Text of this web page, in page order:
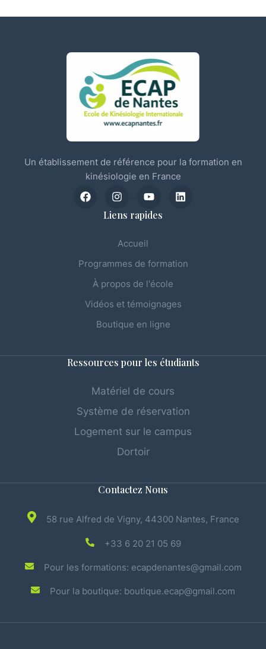
Un établissement de référence pour la formation en
kinésiologie en France
Liens rapides
Accueil
Programmes de formation
À propos de l'école
Vidéos et témoignages
Boutique en ligne
Ressources pour les étudiants
Matériel de cours
Système de réservation
Logement sur le campus
Dortoir
Contactez Nous
58 rue Alfred de Vigny, 44300 Nantes, France
+33 6 20 21 05 69
Pour les formations: ecapdenantes@gmail.com
Pour la boutique: boutique.ecap@gmail.com